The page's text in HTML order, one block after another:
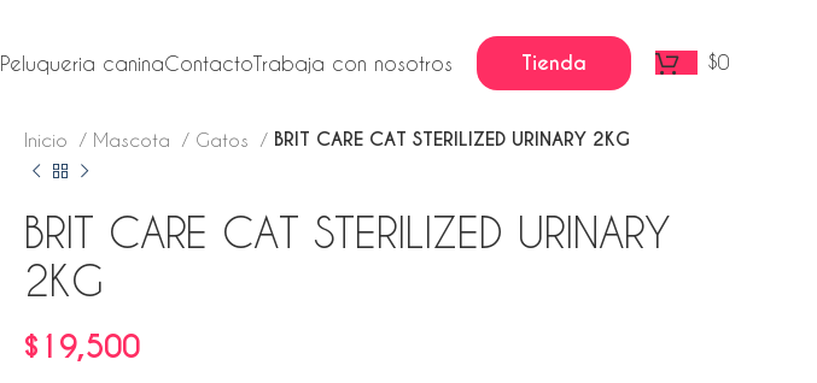
Peluqueria caninaContactoTrabaja con nosotros Tienda $0
Inicio Mascota Gatos BRIT CARE CAT STERILIZED URINARY 2KG
BRIT CARE CAT STERILIZED URINARY
2KG
$ 19,500